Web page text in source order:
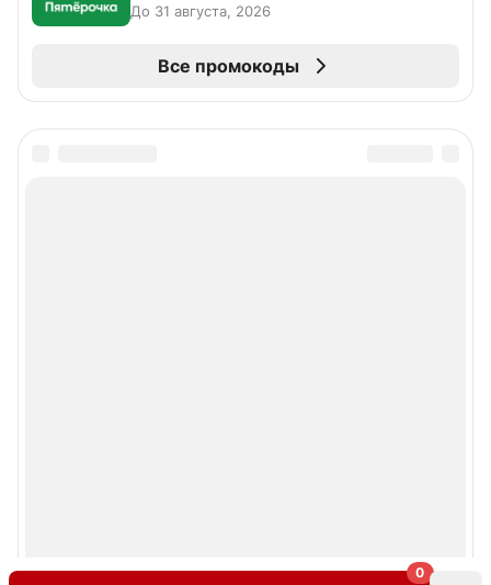
0
До 31 августа, 2026
Все промокоды